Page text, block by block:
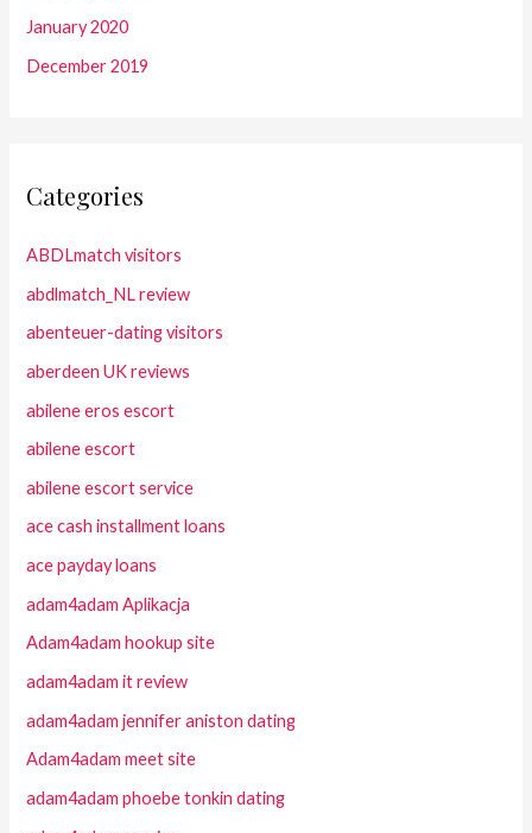
January 2020
December 2019
Categories
ABDLmatch visitors
abdlmatch_NL review
abenteuer-dating visitors
aberdeen UK reviews
abilene eros escort
abilene escort
abilene escort service
ace cash installment loans
ace payday loans
adam4adam Aplikacja
Adam4adam hookup site
adam4adam it review
adam4adam jennifer aniston dating
Adam4adam meet site
adam4adam phoebe tonkin dating